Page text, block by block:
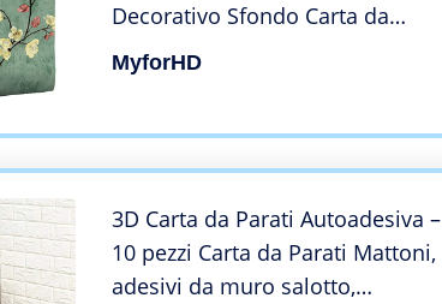
Decorativo Sfondo Carta da
Parete Adesivo Adesivo Vinile
Verde Carta da Parati Soggiorno
MyforHD
3D Carta da Parati Autoadesiva –
10 pezzi Carta da Parati Mattoni,
adesivi da muro salotto,